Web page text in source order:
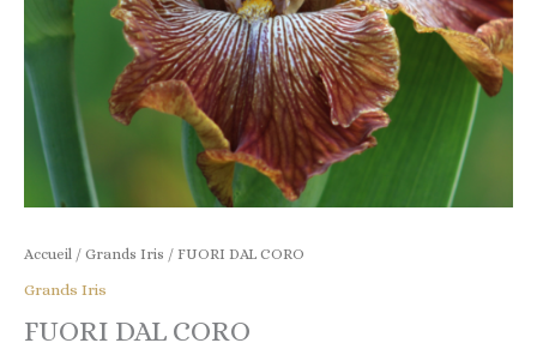
Accueil / Grands Iris / FUORI DAL CORO
Grands Iris
FUORI DAL CORO